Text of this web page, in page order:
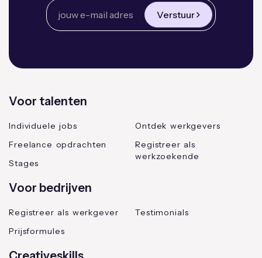
Verstuur
Voor talenten
Individuele jobs
Freelance opdrachten
Stages
Ontdek werkgevers
Registreer als
werkzoekende
Voor bedrijven
Registreer als werkgever
Prijsformules
Testimonials